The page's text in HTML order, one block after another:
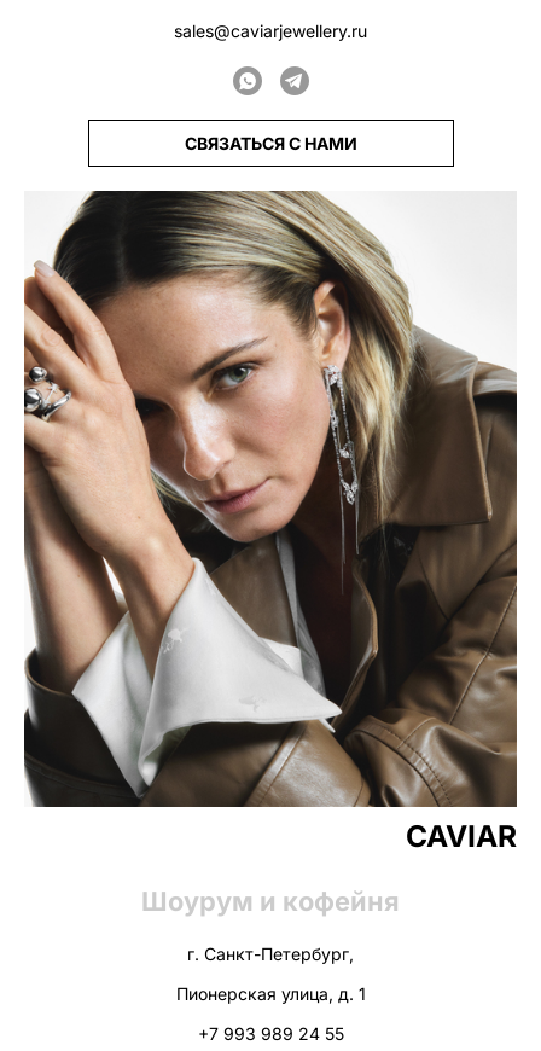
sales@caviarjewellery.ru
СВЯЗАТЬСЯ С НАМИ
CAVIAR
Шоурум и кофейня
г. Санкт-Петербург,
Пионерская улица, д. 1
+7 993 989 24 55